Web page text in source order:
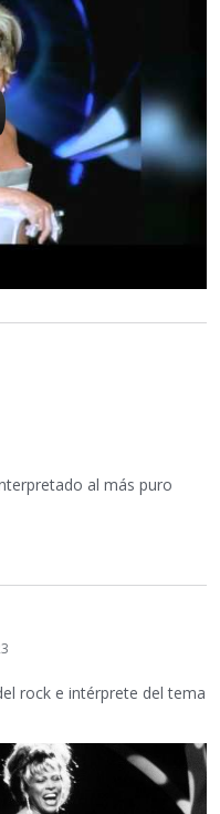
al más puro
rock e intérprete del tema